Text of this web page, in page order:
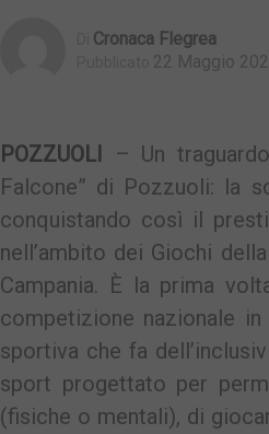
Cronaca Flegrea
22 Maggio
POZZUOLI
– Un
Falcone” di Pozzuoli: la
conquistando così il
nell’ambito dei Giochi
Campania. È la prima
competizione nazionale
sportiva che fa
sport progettato per
(fisiche o mentali), di